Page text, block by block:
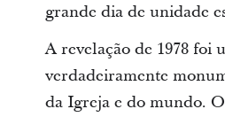
grande dia de unidade
A revelação de 1978 foi
verdadeiramente
da Igreja e do mundo.